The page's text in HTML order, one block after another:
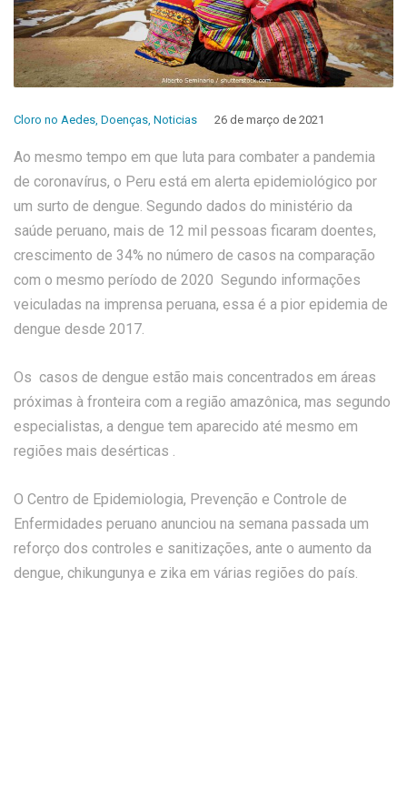
Cloro no Aedes, Doenças, Noticias 26 de março de 2021
Ao mesmo tempo em que luta para combater a pandemia
de coronavírus, o Peru está em alerta epidemiológico por
um surto de dengue. Segundo dados do ministério da
saúde peruano, mais de 12 mil pessoas ficaram doentes,
crescimento de 34% no número de casos na comparação
com o mesmo período de 2020 Segundo informações
veiculadas na imprensa peruana, essa é a pior epidemia de
dengue desde 2017.
Os casos de dengue estão mais concentrados em áreas
próximas à fronteira com a região amazônica, mas segundo
especialistas, a dengue tem aparecido até mesmo em
regiões mais desérticas .
O Centro de Epidemiologia, Prevenção e Controle de
Enfermidades peruano anunciou na semana passada um
reforço dos controles e sanitizações, ante o aumento da
dengue, chikungunya e zika em várias regiões do país.